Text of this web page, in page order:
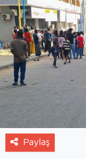
Paylaş